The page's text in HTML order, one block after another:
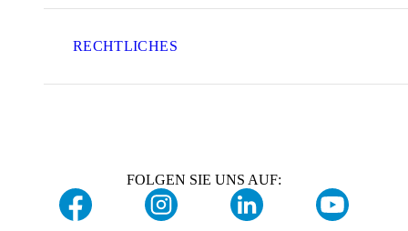
RECHTLICHES
FOLGEN SIE UNS AUF: